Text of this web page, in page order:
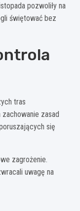
pozwoliły na
świętować bez
tras
zasad
się
zagrożenie.
uwagę na